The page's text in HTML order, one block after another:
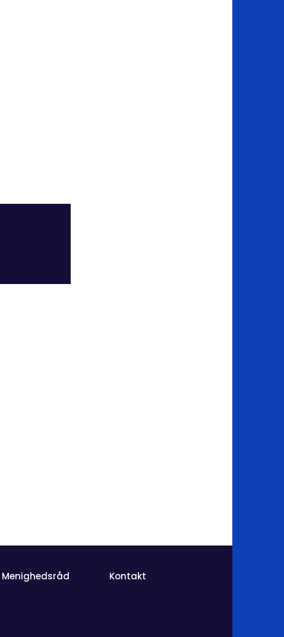
Menighedsråd Kontakt